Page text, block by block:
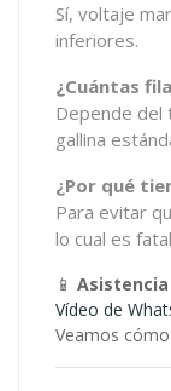
Sí, voltaje
inferiores.
¿Cuántas
Depende del
gallina
¿Por qué
Para evitar
lo cual es
📱
Vídeo de
Veamos